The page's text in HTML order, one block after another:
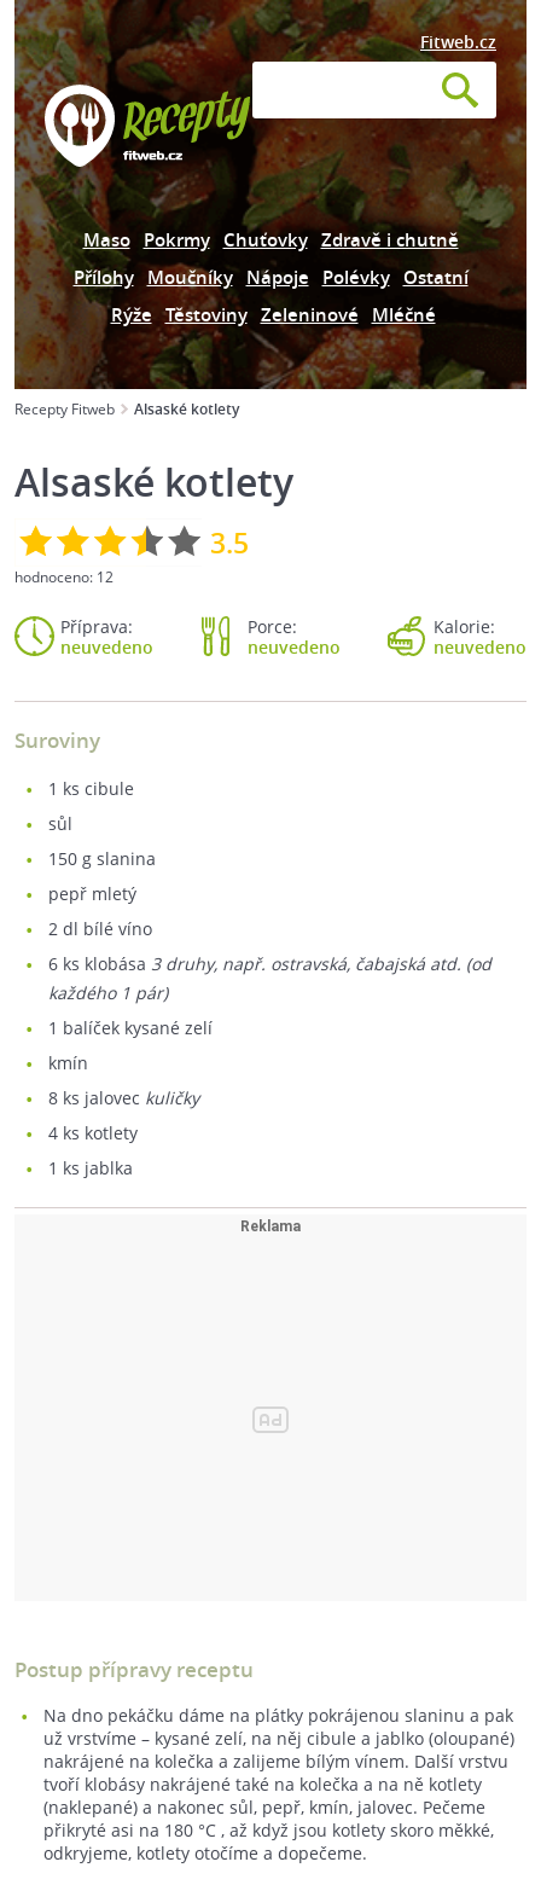
Fitweb.cz
Maso Pokrmy Chuťovky Zdravě i chutně
Přílohy Moučníky Nápoje Polévky Ostatní
Rýže Těstoviny Zeleninové Mléčné
Recepty Fitweb Alsaské kotlety
Alsaské kotlety
3.5
hodnoceno: 12
Příprava:
neuvedeno
Porce:
neuvedeno
Kalorie:
neuvedeno
Suroviny
1 ks cibule
sůl
150 g slanina
pepř mletý
2 dl bílé víno
6 ks klobása 3 druhy, např. ostravská, čabajská atd. (od
každého 1 pár)
1 balíček kysané zelí
kmín
8 ks jalovec kuličky
4 ks kotlety
1 ks jablka
Postup přípravy receptu
Na dno pekáčku dáme na plátky pokrájenou slaninu a pak
už vrstvíme – kysané zelí, na něj cibule a jablko (oloupané)
nakrájené na kolečka a zalijeme bílým vínem. Další vrstvu
tvoří klobásy nakrájené také na kolečka a na ně kotlety
(naklepané) a nakonec sůl, pepř, kmín, jalovec. Pečeme
přikryté asi na 180 °C , až když jsou kotlety skoro měkké,
odkryjeme, kotlety otočíme a dopečeme.